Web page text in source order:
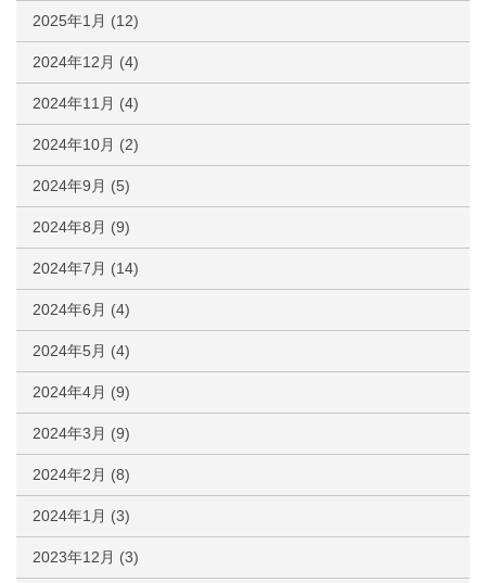
2025年1月 (12)
2024年12月 (4)
2024年11月 (4)
2024年10月 (2)
2024年9月 (5)
2024年8月 (9)
2024年7月 (14)
2024年6月 (4)
2024年5月 (4)
2024年4月 (9)
2024年3月 (9)
2024年2月 (8)
2024年1月 (3)
2023年12月 (3)